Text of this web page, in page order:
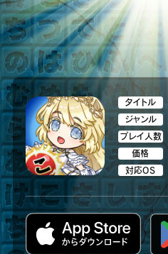
タイトル
ジャンル
プレイ人数
価格
対応OS